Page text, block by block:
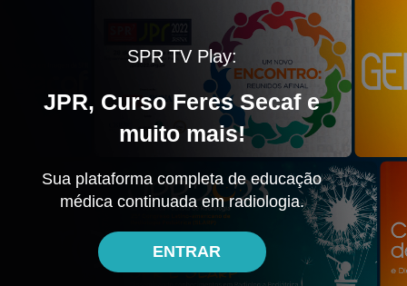
SPR TV Play:
JPR, Curso Feres Secaf e
muito mais!
Sua plataforma completa de educação
médica continuada em radiologia.
ENTRAR